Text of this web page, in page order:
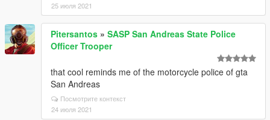
25 июля 2021
Pitersantos » SASP San Andreas State Police
Officer Trooper
that cool reminds me of the motorcycle police of gta
San Andreas
Посмотрите контекст
24 июля 2021